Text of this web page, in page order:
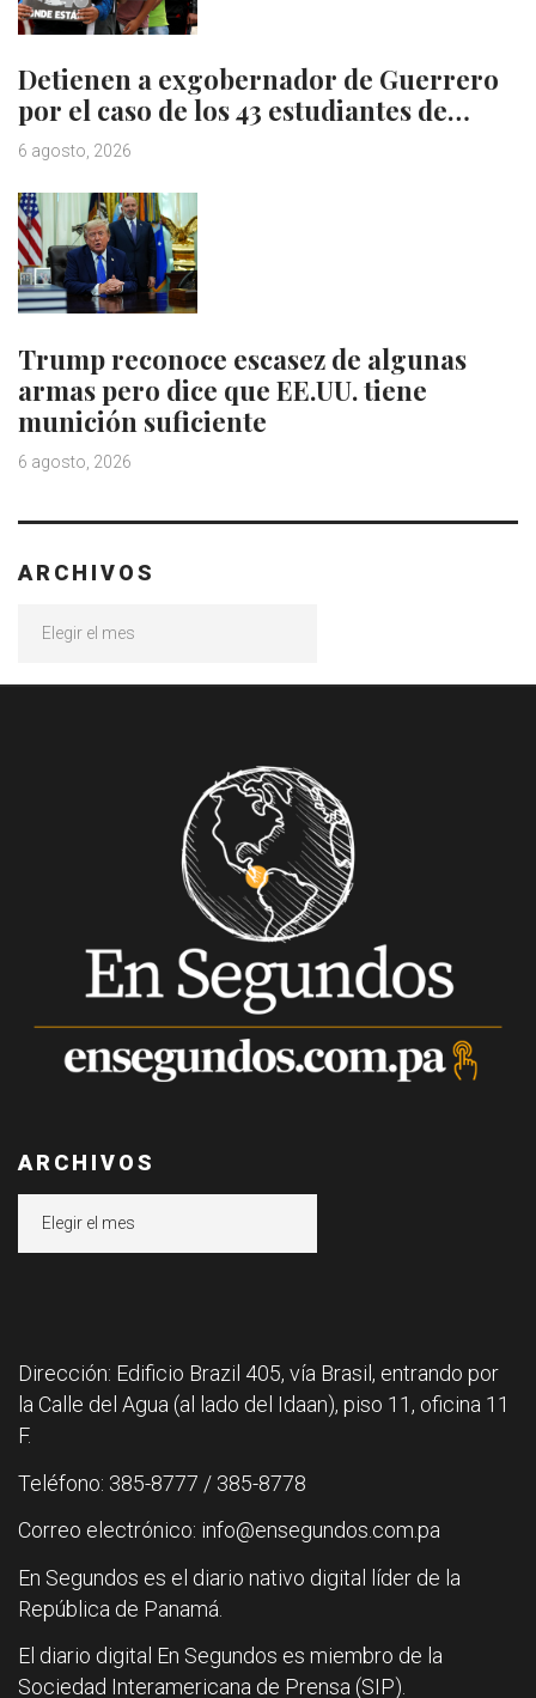
Detienen a exgobernador de Guerrero
por el caso de los 43 estudiantes de…
6 agosto, 2026
Trump reconoce escasez de algunas
armas pero dice que EE.UU. tiene
munición suficiente
6 agosto, 2026
ARCHIVOS
ARCHIVOS
Dirección: Edificio Brazil 405, vía Brasil, entrando por
la Calle del Agua (al lado del Idaan), piso 11, oficina 11
F.
Teléfono: 385-8777 / 385-8778
Correo electrónico: info@ensegundos.com.pa
En Segundos es el diario nativo digital líder de la
República de Panamá.
El diario digital En Segundos es miembro de la
Sociedad Interamericana de Prensa (SIP).